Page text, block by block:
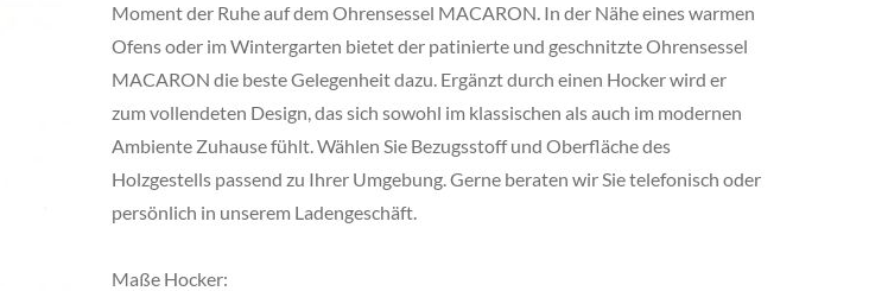
Moment der Ruhe auf dem Ohrensessel MACARON. In der Nähe eines warmen
Ofens oder im Wintergarten bietet der patinierte und geschnitzte Ohrensessel
MACARON die beste Gelegenheit dazu. Ergänzt durch einen Hocker wird er
zum vollendeten Design, das sich sowohl im klassischen als auch im modernen
Ambiente Zuhause fühlt. Wählen Sie Bezugsstoff und Oberfläche des
Holzgestells passend zu Ihrer Umgebung. Gerne beraten wir Sie telefonisch oder
persönlich in unserem Ladengeschäft.
Maße Hocker: